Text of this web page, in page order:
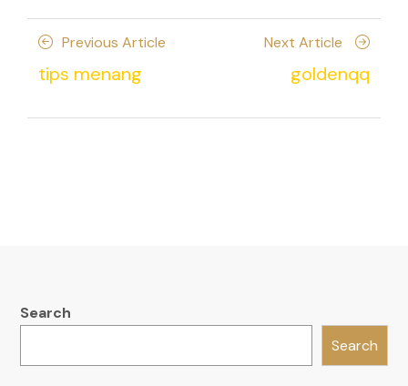
Posts
navigation
Previous Article
tips menang
Next Article
Next
goldenqq
Search
Search